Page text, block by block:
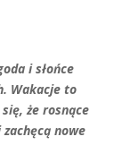
i słońce
Wakacje to
że rosnące
nowe